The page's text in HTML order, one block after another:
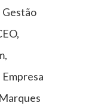
Gestão